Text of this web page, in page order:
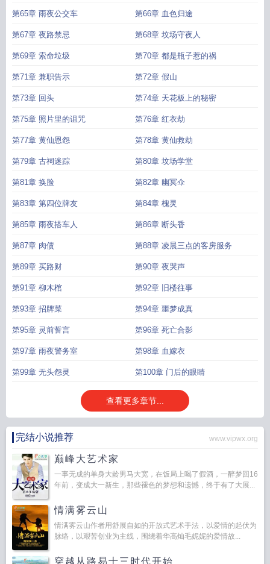
第65章 雨夜公交车 第66章 血色归途
第67章 夜路禁忌 第68章 坟场守夜人
第69章 索命垃圾 第70章 都是瓶子惹的祸
第71章 兼职告示 第72章 假山
第73章 回头 第74章 天花板上的秘密
第75章 照片里的诅咒 第76章 红衣劫
第77章 黄仙恩怨 第78章 黄仙救劫
第79章 古祠迷踪 第80章 坟场学堂
第81章 换脸 第82章 幽冥伞
第83章 第四位牌友 第84章 槐灵
第85章 雨夜搭车人 第86章 断头香
第87章 肉债 第88章 凌晨三点的客房服务
第89章 买路财 第90章 夜哭声
第91章 柳木棺 第92章 旧楼往事
第93章 招牌菜 第94章 噩梦成真
第95章 灵前誓言 第96章 死亡合影
第97章 雨夜警务室 第98章 血嫁衣
第99章 无头怨灵 第100章 门后的眼睛
查看更多章节...
完结小说推荐 www.vipwx.org
巅峰大艺术家
一事无成的单身大龄男马大宽，在饭局上喝了假酒，一醉梦回16
年前，变成大一新生，那些褪色的梦想和遗憾，终于有了大展...
情满雾云山
情满雾云山作者用舒展自如的开放式艺术手法，以爱情的起伏为
脉络，以艰苦创业为主线，围绕着华高灿毛妮妮的爱情故...
穿越从路易十三时代开始